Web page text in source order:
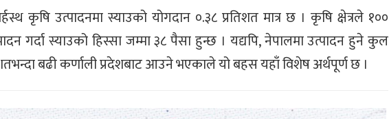
कृषि उत्पादनमा स्याउको योगदान ०.३८ प्रतिशत मात्र छ । कृषि क्षेत्रले १००
गर्दा स्याउको हिस्सा जम्मा ३८ पैसा हुन्छ । यद्यपि, नेपालमा उत्पादन हुने कुल
बढी कर्णाली प्रदेशबाट आउने भएकाले यो बहस यहाँ विशेष अर्थपूर्ण छ ।